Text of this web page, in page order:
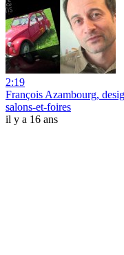
2:19
François Azambourg,
salons-et-foires
il y a 16 ans